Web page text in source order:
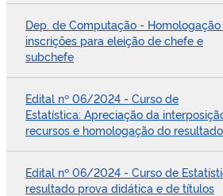
Dep. de Computação -
inscrições para eleição de chefe e
subchefe
Edital nº 06/2024 - Curso de
Estatística: Apreciação da
recursos e homologação do
Edital nº 06/2024 - Curso de
resultado prova didática e de títulos